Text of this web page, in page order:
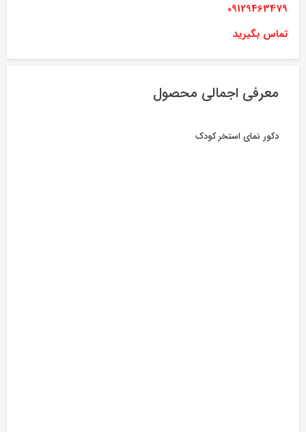
09129463479
تماس بگیرید
معرفی اجمالی محصول
دکور نمای استخر کودک